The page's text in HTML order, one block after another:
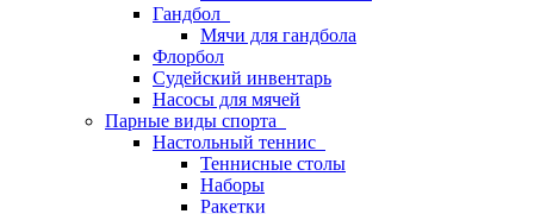
Гандбол
Мячи для гандбола
Флорбол
Судейский инвентарь
Насосы для мячей
Парные виды спорта
Настольный теннис
Теннисные столы
Наборы
Ракетки